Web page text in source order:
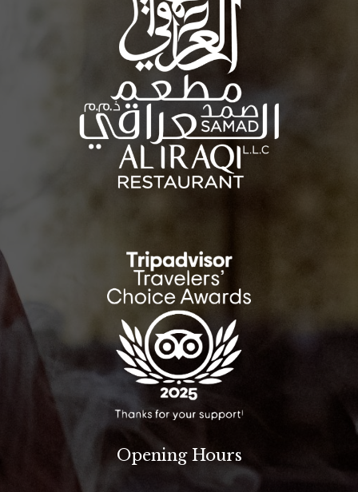
Opening Hours